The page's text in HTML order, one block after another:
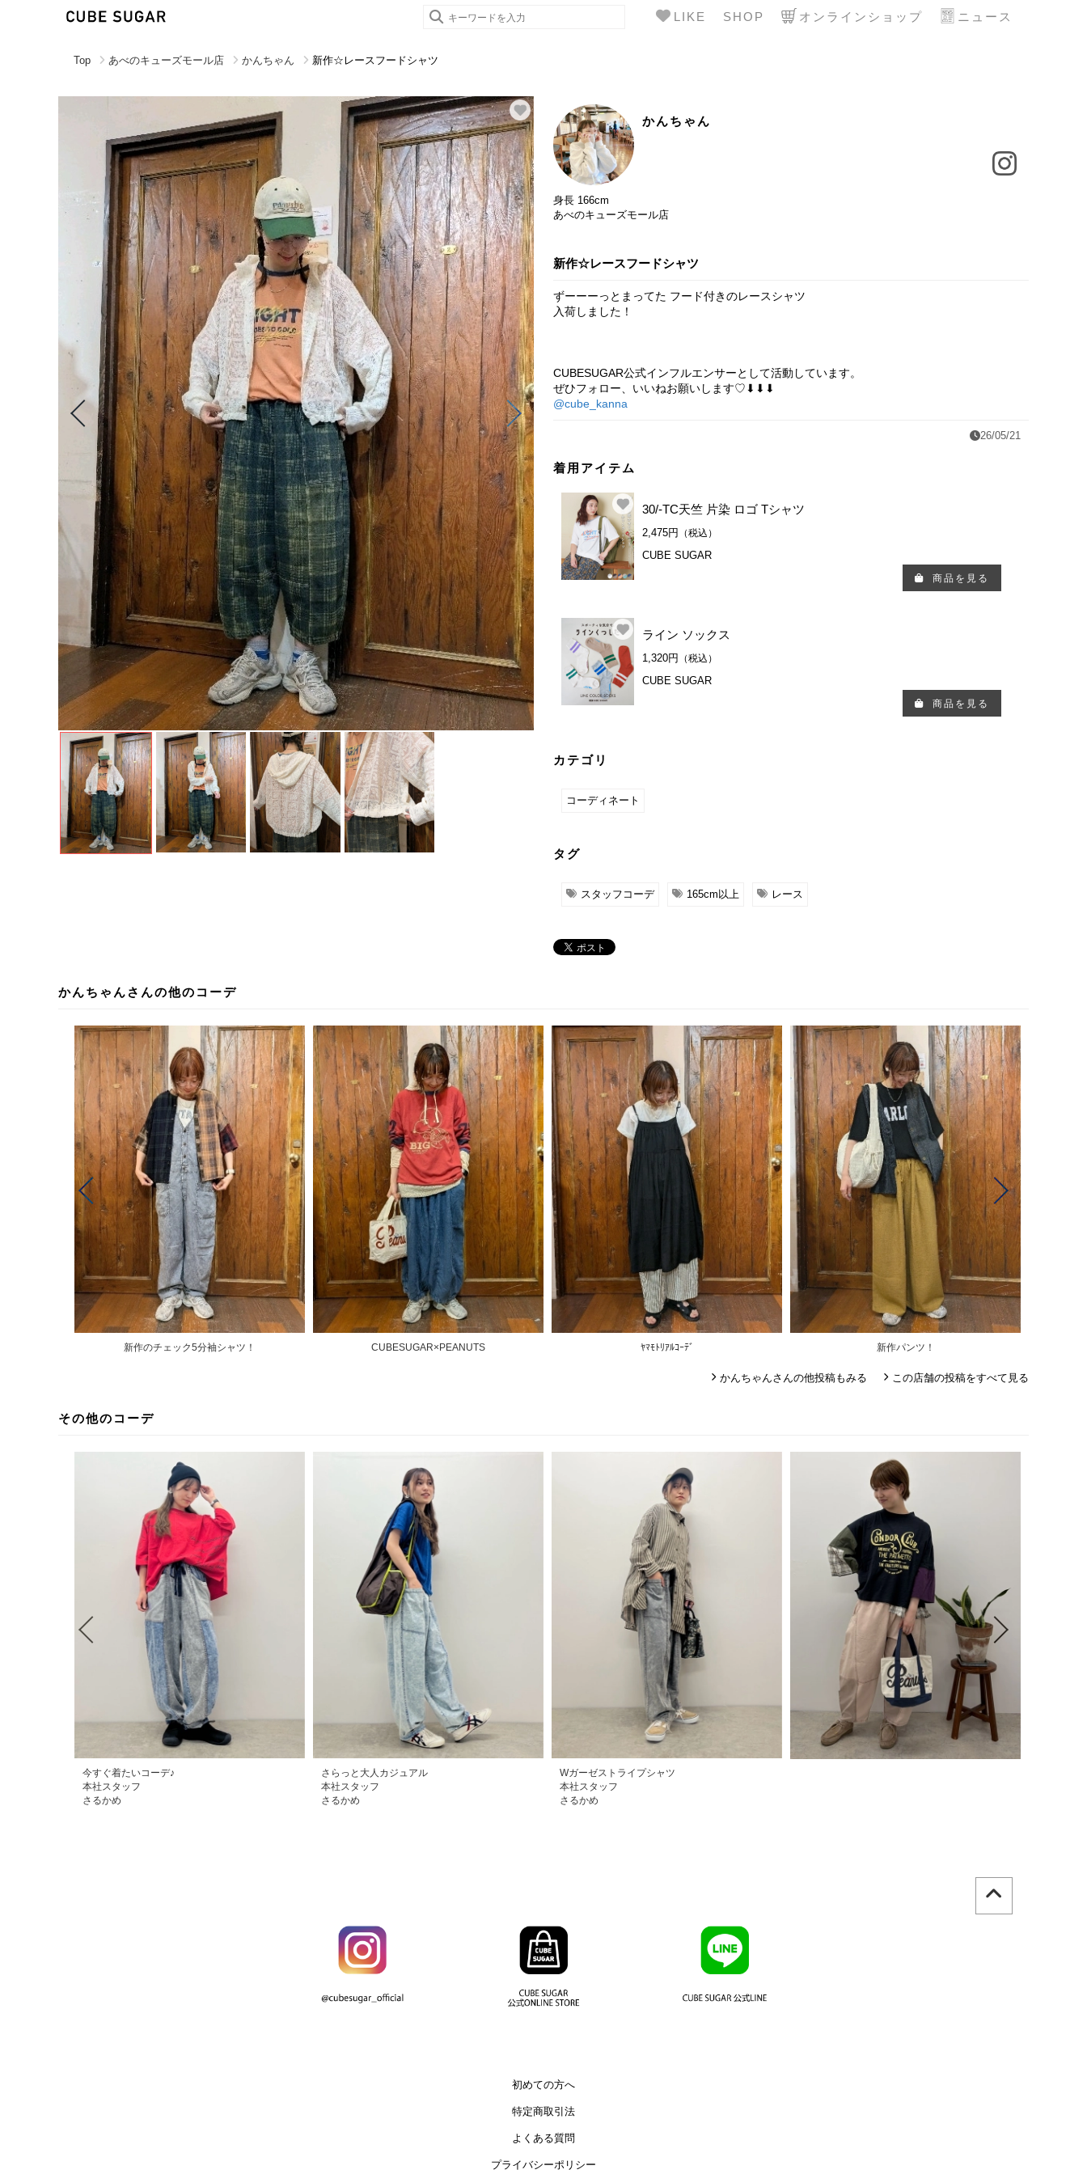
LIKE SHOP オンラインショップ ニュース
Top あべのキューズモール店 かんちゃん 新作☆レースフードシャツ
かんちゃん
身長 166cm
あべのキューズモール店
新作☆レースフードシャツ
ずーーーっとまってた フード付きのレースシャツ
入荷しました！
CUBESUGAR公式インフルエンサーとして活動しています。
ぜひフォロー、いいねお願いします♡⬇⬇⬇
@cube_kanna
26/05/21
着用アイテム
30/-TC天竺 片染 ロゴ Tシャツ
2,475円 （税込）
CUBE SUGAR
商品を見る
ライン ソックス
1,320円 （税込）
CUBE SUGAR
商品を見る
カテゴリ
コーディネート
タグ
スタッフコーデ 165cm以上 レース
かんちゃんさんの他のコーデ
新作のチェック5分袖シャツ！ CUBESUGAR×PEANUTS ﾔﾏﾓﾄﾘｱﾙｺｰﾃﾞ 新作パンツ！
かんちゃんさんの他投稿もみる この店舗の投稿をすべて見る
その他のコーデ
今すぐ着たいコーデ♪
本社スタッフ
さるかめ
さらっと大人カジュアル
本社スタッフ
さるかめ
Wガーゼストライプシャツ
本社スタッフ
さるかめ
初めての方へ
特定商取引法
よくある質問
プライバシーポリシー